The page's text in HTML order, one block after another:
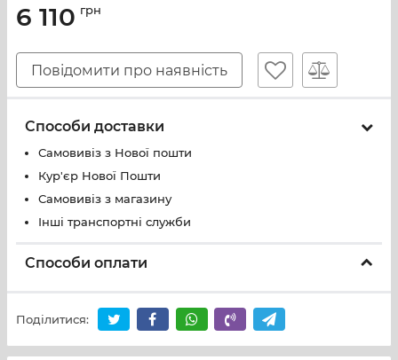
6 110 грн
Повідомити про наявність
Способи доставки
Самовивіз з Нової пошти
Кур'єр Нової Пошти
Самовивіз з магазину
Інші транспортні служби
Способи оплати
Поділитися: